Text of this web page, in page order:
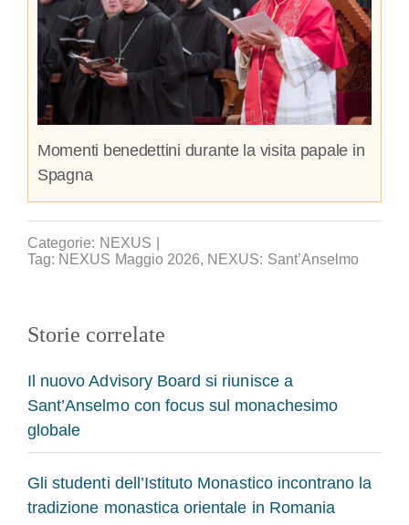
Momenti benedettini durante la visita papale in
Spagna
Categorie: NEXUS
Tag: NEXUS Maggio 2026, NEXUS: Sant’Anselmo
Storie correlate
Il nuovo Advisory Board si riunisce a
Sant’Anselmo con focus sul monachesimo
globale
Gli studenti dell’Istituto Monastico incontrano la
tradizione monastica orientale in Romania